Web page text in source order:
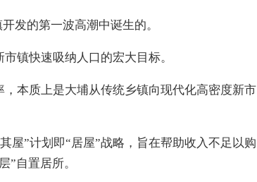
的第一波高潮中诞生的。
快速吸纳人口的宏大目标。
本质上是大埔从传统乡镇向现代化高密度新市
”计划即“居屋”战略，旨在帮助收入不足以购
”自置居所。